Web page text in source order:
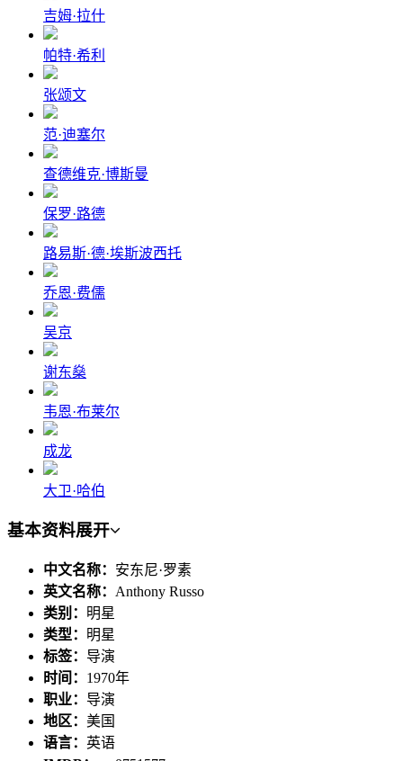
吉姆·拉什
帕特·希利
张颂文
范·迪塞尔
查德维克·博斯曼
保罗·路德
路易斯·德·埃斯波西托
乔恩·费儒
吴京
谢东燊
韦恩·布莱尔
成龙
大卫·哈伯
基本资料展开
中文名称： 安东尼·罗素
英文名称： Anthony Russo
类别： 明星
类型： 明星
标签： 导演
时间： 1970年
职业： 导演
地区： 美国
语言： 英语